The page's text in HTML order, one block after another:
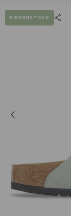
BIRKENSTOCK